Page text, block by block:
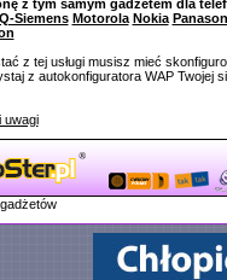
z tym samym gadżetem dla
Siemens Motorola Nokia
z tej usługi musisz mieć
z autokonfiguratora WAP Twojej
uwagi